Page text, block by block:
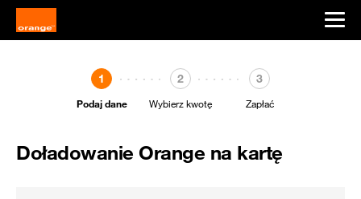
Doładowanie Orange na kartę
1
Podaj dane,
trzech
2
Wybierz kwotę
trzech
3
Zapłać,
trzech